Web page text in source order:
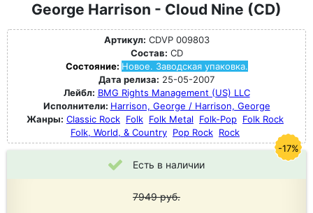
George Harrison - Cloud Nine (CD)
Артикул: CDVP 009803
Состав: CD
Состояние: Новое. Заводская упаковка.
Дата релиза: 25-05-2007
Лейбл: BMG Rights Management (US) LLC
Исполнители: Harrison, George / Harrison, George
Жанры: Classic Rock Folk Folk Metal Folk-Pop Folk Rock
Folk, World, & Country Pop Rock Rock
Есть в наличии
7949руб.
-17%